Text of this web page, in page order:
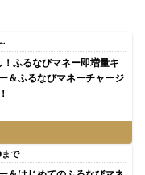
ふるなびマネー即増量キ
＆ふるなびマネーチャージ
で